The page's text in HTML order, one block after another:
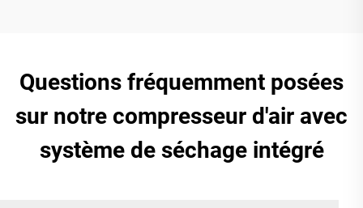
Questions fréquemment posées
sur notre compresseur d'air avec
système de séchage intégré